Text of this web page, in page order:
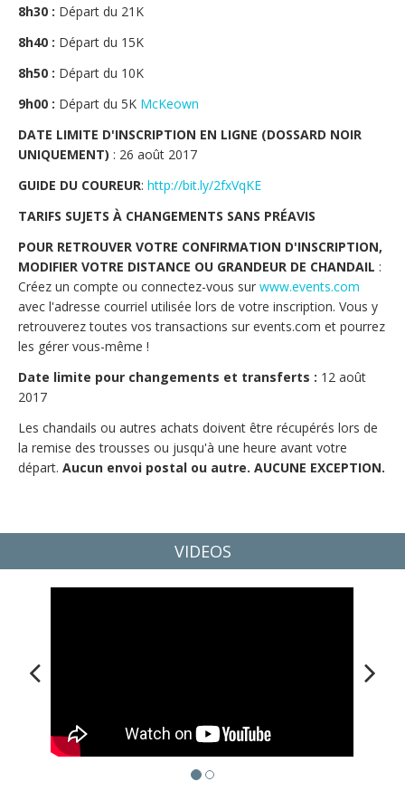
8h30 : Départ du 21K
8h40 : Départ du 15K
8h50 : Départ du 10K
9h00 : Départ du 5K McKeown
DATE LIMITE D'INSCRIPTION EN LIGNE (DOSSARD NOIR
UNIQUEMENT) : 26 août 2017
GUIDE DU COUREUR: http://bit.ly/2fxVqKE
TARIFS SUJETS À CHANGEMENTS SANS PRÉAVIS
POUR RETROUVER VOTRE CONFIRMATION D'INSCRIPTION,
MODIFIER VOTRE DISTANCE OU GRANDEUR DE CHANDAIL :
Créez un compte ou connectez-vous sur www.events.com
avec l'adresse courriel utilisée lors de votre inscription. Vous y
retrouverez toutes vos transactions sur events.com et pourrez
les gérer vous-même !
Date limite pour changements et transferts : 12 août
2017
Les chandails ou autres achats doivent être récupérés lors de
la remise des trousses ou jusqu'à une heure avant votre
départ. Aucun envoi postal ou autre. AUCUNE EXCEPTION.
VIDEOS